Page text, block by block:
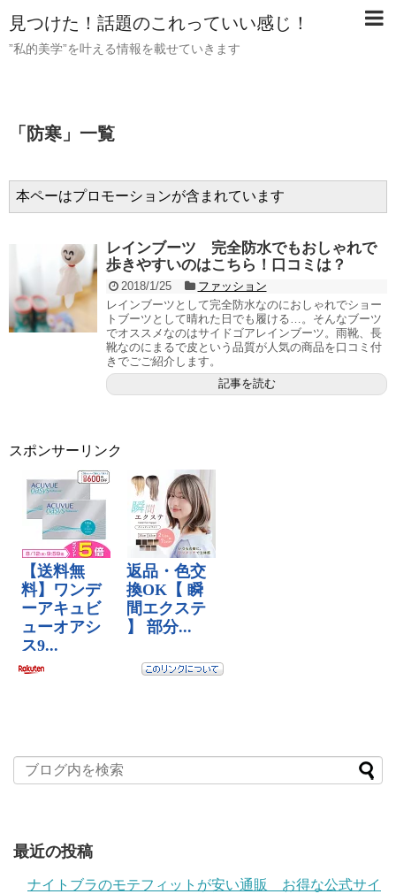
見つけた！話題のこれっていい感じ！
”私的美学”を叶える情報を載せていきます
「 防寒 」 一覧
本ペーはプロモーションが含まれています
レインブーツ 完全防水でもおしゃれで
歩きやすいのはこちら！口コミは？
2018/1/25
ファッション
レインブーツとして完全防水なのにおしゃれでショー
トブーツとして晴れた日でも履ける…。そんなブーツ
でオススメなのはサイドゴアレインブーツ。雨靴、長
靴なのにまるで皮という品質が人気の商品を口コミ付
きでごご紹介します。
記事を読む
スポンサーリンク
最近の投稿
ナイトブラのモテフィットが安い通販 お得な公式サイ